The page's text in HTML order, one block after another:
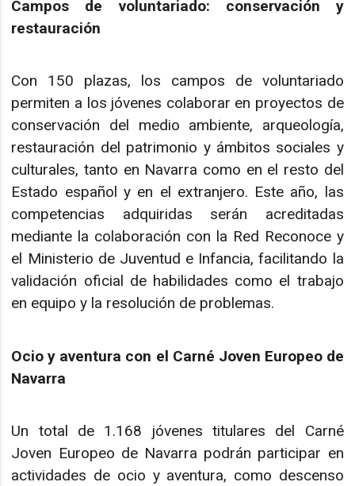
Campos de voluntariado: conservación y
restauración
Con 150 plazas, los campos de voluntariado
permiten a los jóvenes colaborar en proyectos de
conservación del medio ambiente, arqueología,
restauración del patrimonio y ámbitos sociales y
culturales, tanto en Navarra como en el resto del
Estado español y en el extranjero. Este año, las
competencias adquiridas serán acreditadas
mediante la colaboración con la Red Reconoce y
el Ministerio de Juventud e Infancia, facilitando la
validación oficial de habilidades como el trabajo
en equipo y la resolución de problemas.
Ocio y aventura con el Carné Joven Europeo de
Navarra
Un total de 1.168 jóvenes titulares del Carné
Joven Europeo de Navarra podrán participar en
actividades de ocio y aventura, como descenso